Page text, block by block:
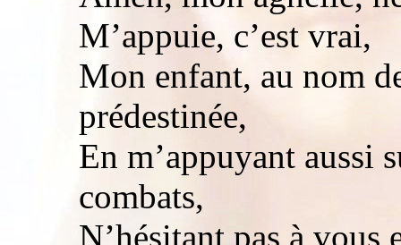
M’appuie, c’est vrai,
Mon enfant, au nom
prédestinée,
En m’appuyant aussi
combats,
N’hésitant pas à